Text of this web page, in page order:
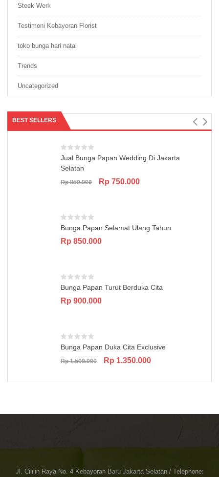
Steek Werk
Testimoni Kebayoran Florist
toko bunga hari natal
Trends
Uncategorized
BEST SELLERS
Jual Bunga Papan Wedding Di Jakarta
Selatan
Rp850.000
Original
Rp 750.000Current
Bunga Papan Selamat Ulang Tahun
Rp 850.000
Bunga Papan Turut Berduka Cita
Rp 900.000
Bunga Papan Duka Cita Exclusive
Rp1.500.000
Original
Rp 1.350.000Current
Jl. Cililin Raya No. 4 Kebayoran Baru Jakarta Selatan / Telephone: